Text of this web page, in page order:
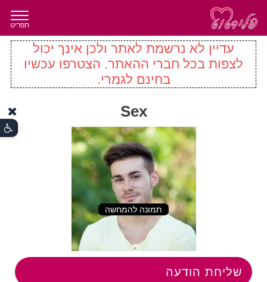
תפריט
עדיין לא נרשמת לאתר ולכן אינך יכול
לצפות בכל חברי ההאתר. הצטרפו עכשיו
בחינם לגמרי.
Sex
תמונה להמחשה
שליחת הודעה